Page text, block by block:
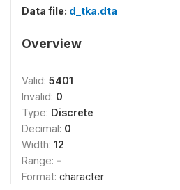
Data file: d_tka.dta
Overview
Valid: 5401
Invalid: 0
Type: Discrete
Decimal: 0
Width: 12
Range: -
Format: character